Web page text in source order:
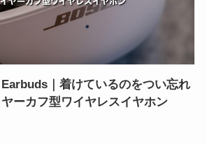
｜着けているのをつい忘れ
ーカフ型ワイヤレスイヤホン